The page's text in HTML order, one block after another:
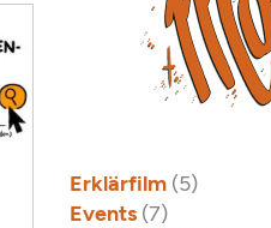
Erklärfilm (5)
Events (7)